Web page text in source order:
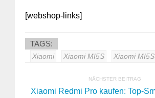
[webshop-links]
TAGS:
Xiaomi Xiaomi MI5S Xiaomi
NÄCHSTER BEITRAG
Xiaomi Redmi Pro kaufen: Top-